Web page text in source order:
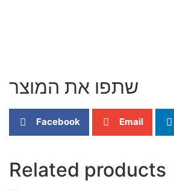
שתפו את המוצר
Facebook Email
Related products